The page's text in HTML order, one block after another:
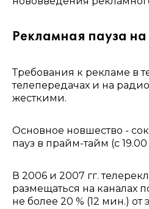
Рекламная пауза на
Требования к рекламе в
телепередачах и на
жесткими.
Основное новшество -
пауз в прайм-тайм (с
В 2006 и 2007 гг.
размещаться на каналах
не более 20 % (12 мин.) от